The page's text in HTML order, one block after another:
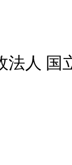
法人 国